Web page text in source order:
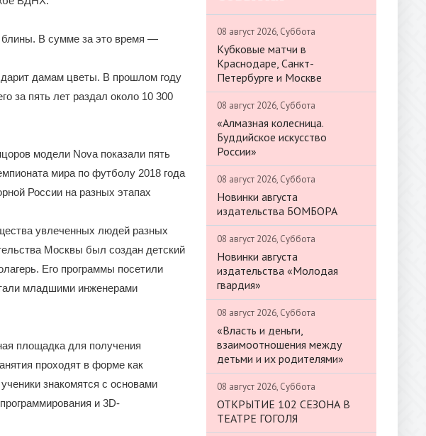
В сумме за это время —
дамам цветы. В прошлом году
за пять лет раздал около 10 300
модели Nova показали пять
мира по футболу 2018 года
России на разных этапах
увлеченных людей разных
Москвы был создан детский
Его программы посетили
младшими инженерами
площадка для получения
проходят в форме как
знакомятся с основами
и 3D-
08 август 2026, Суббота
Кубковые матчи в
Краснодаре, Санкт-
Петербурге и Москве
08 август 2026, Суббота
«Алмазная колесница.
Буддийское искусство
России»
08 август 2026, Суббота
Новинки августа
издательства БОМБОРА
08 август 2026, Суббота
Новинки августа
издательства «Молодая
гвардия»
08 август 2026, Суббота
«Власть и деньги,
взаимоотношения между
детьми и их родителями»
08 август 2026, Суббота
ОТКРЫТИЕ 102 СЕЗОНА В
ТЕАТРЕ ГОГОЛЯ